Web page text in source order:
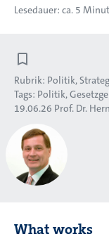
Lesedauer: ca. 5
Rubrik: Politik,
Tags: Politik
19.06.26 Prof. Dr.
What works